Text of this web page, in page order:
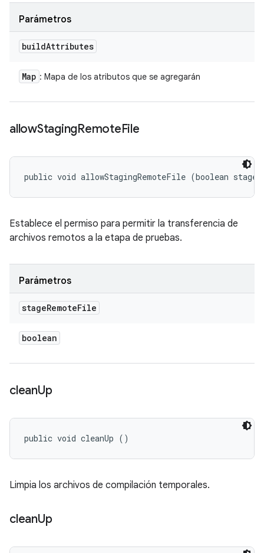
Parámetros
buildAttributes
Map : Mapa de los atributos que se agregarán
allowStagingRemoteFile
public void allowStagingRemoteFile (boolean
Establece el permiso para permitir la transferencia de
archivos remotos a la etapa de pruebas.
Parámetros
stageRemoteFile
boolean
cleanUp
public void cleanUp ()
Limpia los archivos de compilación temporales.
cleanUp